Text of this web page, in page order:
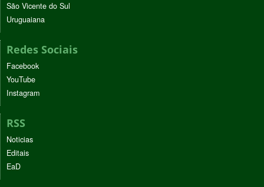
São Vicente do Sul
Uruguaiana
Redes Sociais
Facebook
YouTube
Instagram
RSS
Noticias
Editais
EaD